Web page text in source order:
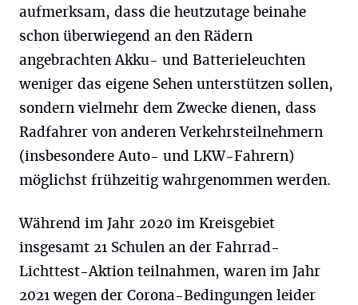
aufmerksam, dass die heutzutage beinahe
schon überwiegend an den Rädern
angebrachten Akku- und Batterieleuchten
weniger das eigene Sehen unterstützen sollen,
sondern vielmehr dem Zwecke dienen, dass
Radfahrer von anderen Verkehrsteilnehmern
(insbesondere Auto- und LKW-Fahrern)
möglichst frühzeitig wahrgenommen werden.
Während im Jahr 2020 im Kreisgebiet
insgesamt 21 Schulen an der Fahrrad-
Lichttest-Aktion teilnahmen, waren im Jahr
2021 wegen der Corona-Bedingungen leider